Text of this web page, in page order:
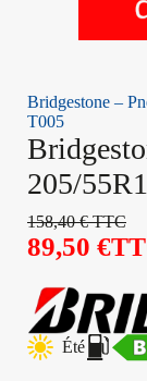
Bridgestone –
T005
205/
158,40€TTC
89,50 €
Été